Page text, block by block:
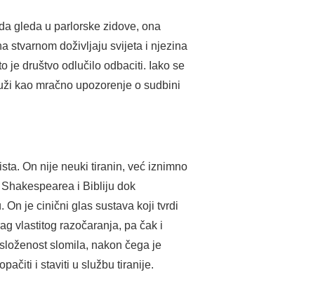
gleda u parlorske zidove, ona
stvarnom doživljaju svijeta i njezina
je društvo odlučilo odbaciti. Iako se
kao mračno upozorenje o sudbini
On nije neuki tiranin, već iznimno
i Bibliju dok
On je cinični glas sustava koji tvrdi
vlastitog razočaranja, pa čak i
slomila, nakon čega je
i staviti u službu tiranije.